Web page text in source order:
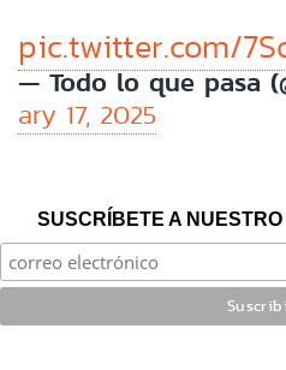
pic.twitter.com/
— Todo lo que pasa
ary 17, 2025
SUSCRÍBETE A